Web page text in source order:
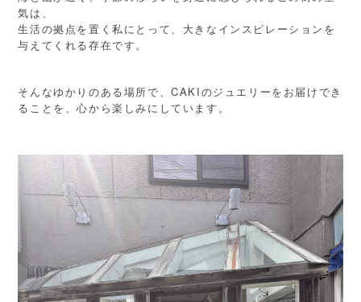
気は、
生活の拠点を置く私にとって、大きなインスピレーションを
与えてくれる存在です。
そんなゆかりのある場所で、CAKIのジュエリーをお届けでき
ることを、心から楽しみにしています。